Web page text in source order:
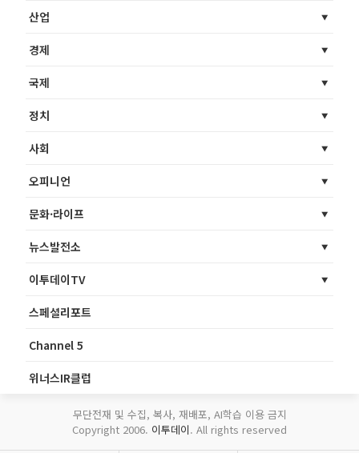
산업
경제
국제
정치
사회
오피니언
문화·라이프
뉴스발전소
이투데이TV
스페셜리포트
Channel 5
위너스IR클럽
무단전재 및 수집, 복사, 재배포, AI학습 이용 금지
Copyright 2006. 이투데이. All rights reserved